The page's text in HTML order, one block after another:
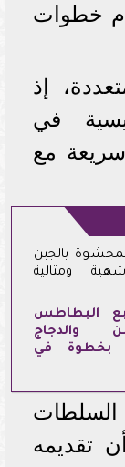
خطوات
إذ
في
مع
بالجبن
ومثالية
البطاطس
والدجاج
بخطوة في
السلطات
تقديمه